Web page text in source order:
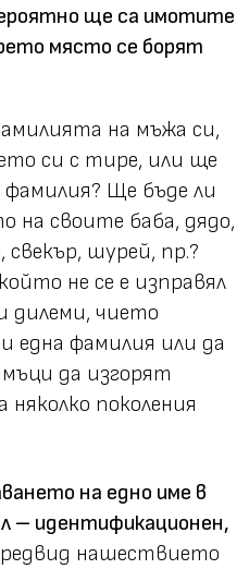
ще са имотите
място се борят
на мъжа си,
си с тире, или ще
Ще бъде ли
на своите баба, дядо,
свекър, шурей, пр.?
не се е изправял
дилеми, чието
една фамилия или да
да изгорят
поколения
на едно име в
– идентификационен,
нашествието